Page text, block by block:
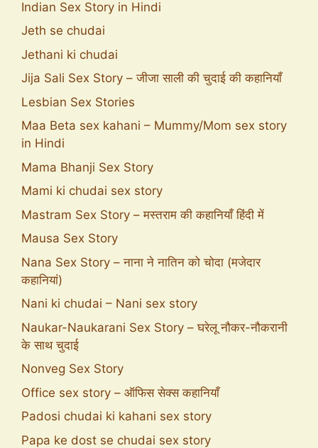
Indian Sex Story in Hindi
Jeth se chudai
Jethani ki chudai
Jija Sali Sex Story – जीजा साली की चुदाई की कहानियाँ
Lesbian Sex Stories
Maa Beta sex kahani – Mummy/Mom sex story
in Hindi
Mama Bhanji Sex Story
Mami ki chudai sex story
Mastram Sex Story – मस्तराम की कहानियाँ हिंदी में
Mausa Sex Story
Nana Sex Story – नाना ने नातिन को चोदा (मजेदार
कहानियां)
Nani ki chudai – Nani sex story
Naukar-Naukarani Sex Story – घरेलू नौकर-नौकरानी
के साथ चुदाई
Nonveg Sex Story
Office sex story – ऑफिस सेक्स कहानियाँ
Padosi chudai ki kahani sex story
Papa ke dost se chudai sex story